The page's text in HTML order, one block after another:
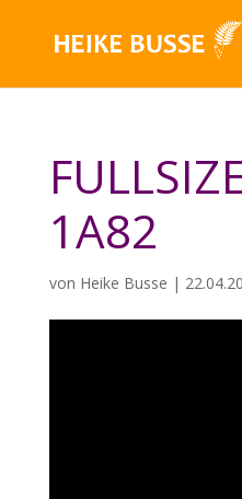
1A82
von Heike Busse |